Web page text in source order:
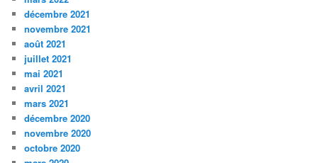
décembre 2021
novembre 2021
août 2021
juillet 2021
mai 2021
avril 2021
mars 2021
décembre 2020
novembre 2020
octobre 2020